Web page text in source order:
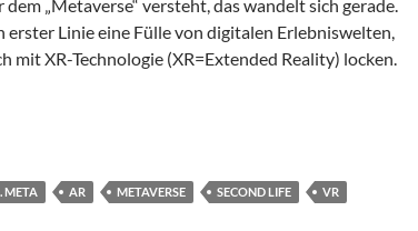
dem „Metaverse“ versteht, das wandelt sich gerade.
erster Linie eine Fülle von digitalen Erlebniswelten,
mit XR-Technologie (XR=Extended Reality) locken.
Traumwelt und Goldgrube
META AR METAVERSE SECOND LIFE
VR